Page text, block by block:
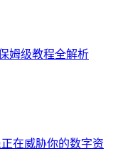
姆级教程全解析
在威胁你的数字资